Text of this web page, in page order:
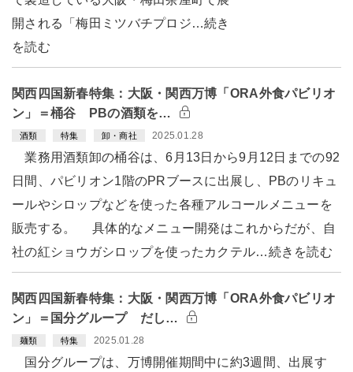
開される「梅田ミツバチプロジ…続き
を読む
関西四国新春特集：大阪・関西万博「ORA外食パビリオ
ン」＝桶谷 PBの酒類を…
酒類 特集 卸・商社 2025.01.28
業務用酒類卸の桶谷は、6月13日から9月12日までの92
日間、パビリオン1階のPRブースに出展し、PBのリキュ
ールやシロップなどを使った各種アルコールメニューを
販売する。 具体的なメニュー開発はこれからだが、自
社の紅ショウガシロップを使ったカクテル…続きを読む
関西四国新春特集：大阪・関西万博「ORA外食パビリオ
ン」＝国分グループ だし…
麺類 特集 2025.01.28
国分グループは、万博開催期間中に約3週間、出展す